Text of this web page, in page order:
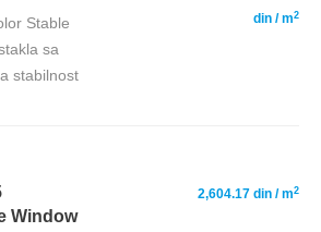
Stable
sa
stabilnost
din / m2
Window
2,604.17 din / m2